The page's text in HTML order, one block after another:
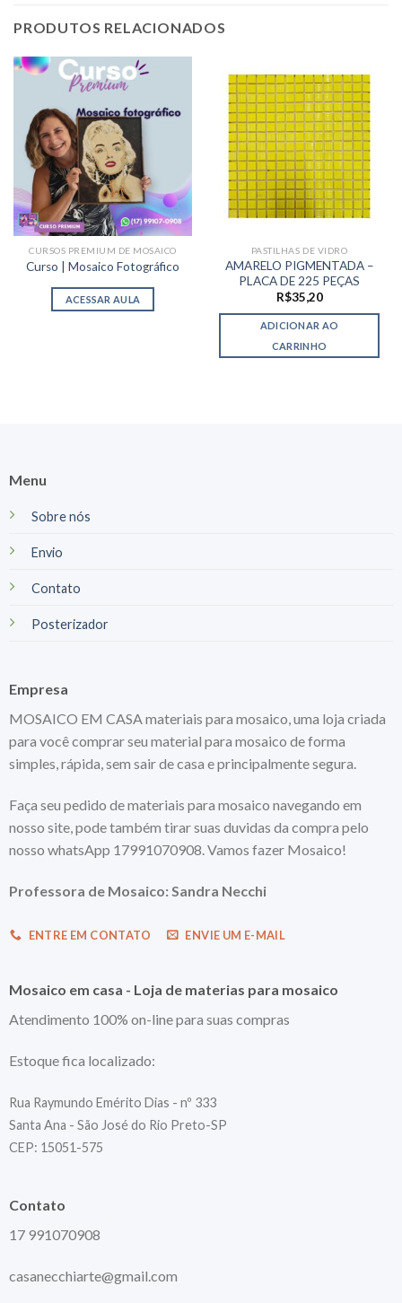
PRODUTOS RELACIONADOS
CURSOS PREMIUM DE MOSAICO
Curso | Mosaico Fotográfico
ACESSAR AULA
PASTILHAS DE VIDRO
AMARELO PIGMENTADA –
PLACA DE 225 PEÇAS
R$35,20
ADICIONAR AO
CARRINHO
Menu
Sobre nós
Envio
Contato
Posterizador
Empresa
MOSAICO EM CASA materiais para mosaico, uma loja criada
para você comprar seu material para mosaico de forma
simples, rápida, sem sair de casa e principalmente segura.
Faça seu pedido de materiais para mosaico navegando em
nosso site, pode também tirar suas duvidas da compra pelo
nosso whatsApp 17991070908. Vamos fazer Mosaico!
Professora de Mosaico: Sandra Necchi
ENTRE EM CONTATO ENVIE UM E-MAIL
Mosaico em casa - Loja de materias para mosaico
Atendimento 100% on-line para suas compras
Estoque fica localizado:
Rua Raymundo Emérito Dias - nº 333
Santa Ana - São José do Rio Preto-SP
CEP: 15051-575
Contato
17 991070908
casanecchiarte@gmail.com